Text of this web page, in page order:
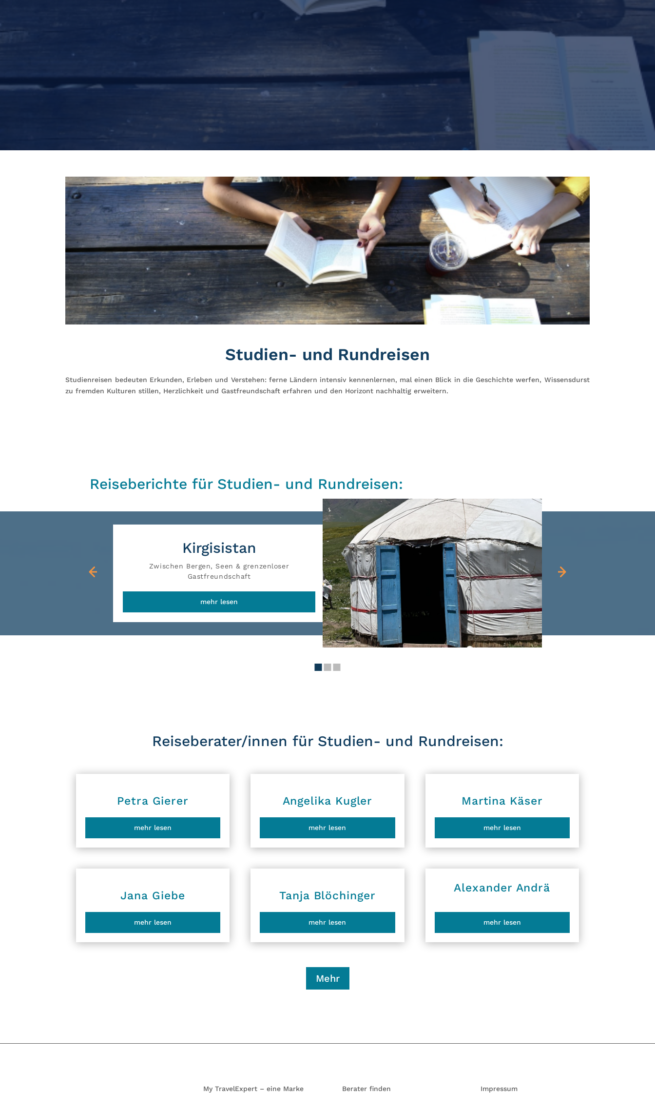
Studien- und Rundreisen
Studienreisen bedeuten Erkunden, Erleben und Verstehen: ferne Ländern intensiv kennenlernen, mal einen Blick in die Geschichte werfen, Wissensdurst
zu fremden Kulturen stillen, Herzlichkeit und Gastfreundschaft erfahren und den Horizont nachhaltig erweitern.
Reiseberichte für Studien- und Rundreisen:
Kirgisistan
Zwischen Bergen, Seen & grenzenloser
Gastfreundschaft
mehr lesen
Reiseberater/innen für Studien- und Rundreisen:
Petra Gierer
mehr lesen
Angelika Kugler
mehr lesen
Martina Käser
mehr lesen
Jana Giebe
mehr lesen
Tanja Blöchinger
mehr lesen
Alexander Andrä
mehr lesen
Mehr
My TravelExpert – eine Marke Berater finden Impressum